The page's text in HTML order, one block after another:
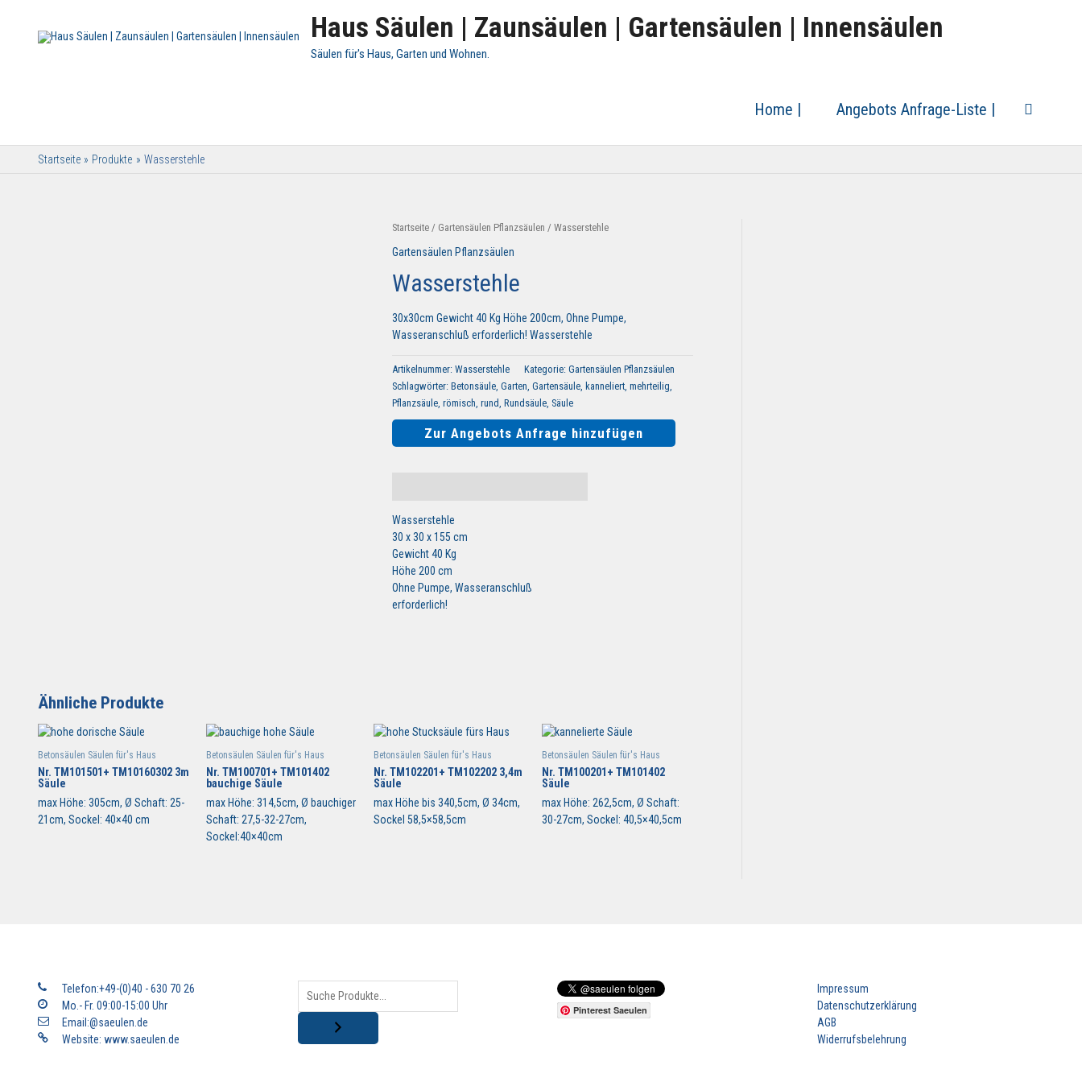
Haus Säulen | Zaunsäulen | Gartensäulen | Innensäulen
Säulen für's Haus, Garten und Wohnen.
Home | Angebots Anfrage-Liste | Suche
Startseite Produkte Wasserstehle
Startseite/ Gartensäulen Pflanzsäulen / Wasserstehle
Gartensäulen Pflanzsäulen
Wasserstehle
30x30cm Gewicht 40 Kg Höhe 200cm, Ohne Pumpe,
Wasseranschluß erforderlich! Wasserstehle
Artikelnummer: Wasserstehle Kategorie: Gartensäulen Pflanzsäulen
Schlagwörter: Betonsäule, Garten, Gartensäule, kanneliert, mehrteilig,
Pflanzsäule, römisch, rund, Rundsäule, Säule
Zur Angebots Anfrage hinzufügen
Wasserstehle
30 x 30 x 155 cm
Gewicht 40 Kg
Höhe 200 cm
Ohne Pumpe, Wasseranschluß
erforderlich!
Ähnliche Produkte
Betonsäulen Säulen für's Haus
Nr. TM101501+ TM10160302 3m
Säule
max Höhe: 305cm, Ø Schaft: 25-
21cm, Sockel: 40×40 cm
Betonsäulen Säulen für's Haus
Nr. TM100701+ TM101402
bauchige Säule
max Höhe: 314,5cm, Ø bauchiger
Schaft: 27,5-32-27cm,
Sockel:40×40cm
Betonsäulen Säulen für's Haus
Nr. TM102201+ TM102202 3,4m
Säule
max Höhe bis 340,5cm, Ø 34cm,
Sockel 58,5×58,5cm
Betonsäulen Säulen für's Haus
Nr. TM100201+ TM101402
Säule
max Höhe: 262,5cm, Ø Schaft:
30-27cm, Sockel: 40,5×40,5cm
Telefon:+49-(0)40 - 630 70 26
Mo.- Fr. 09:00-15:00 Uhr
Email:@saeulen.de
Website: www.saeulen.de
Pinterest Saeulen
Impressum
Datenschutzerklärung
AGB
Widerrufsbelehrung